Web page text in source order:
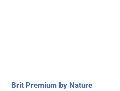
Brit Premium by Nature